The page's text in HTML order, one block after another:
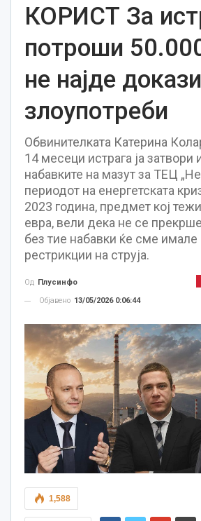
КОРИСТ За
потроши
не најде
злоупотреби
Обвинителката Катерина
14 месеци истрага ја затвори
набавките на мазут за ТЕЦ
периодот на енергетската
2023 година, предмет кој
евра, вели дека не се
без тие набавки ќе сме имале
рестрикции на струја.
Од Плусинфо
Објавено 13/05/2026 0:06:44
1,588